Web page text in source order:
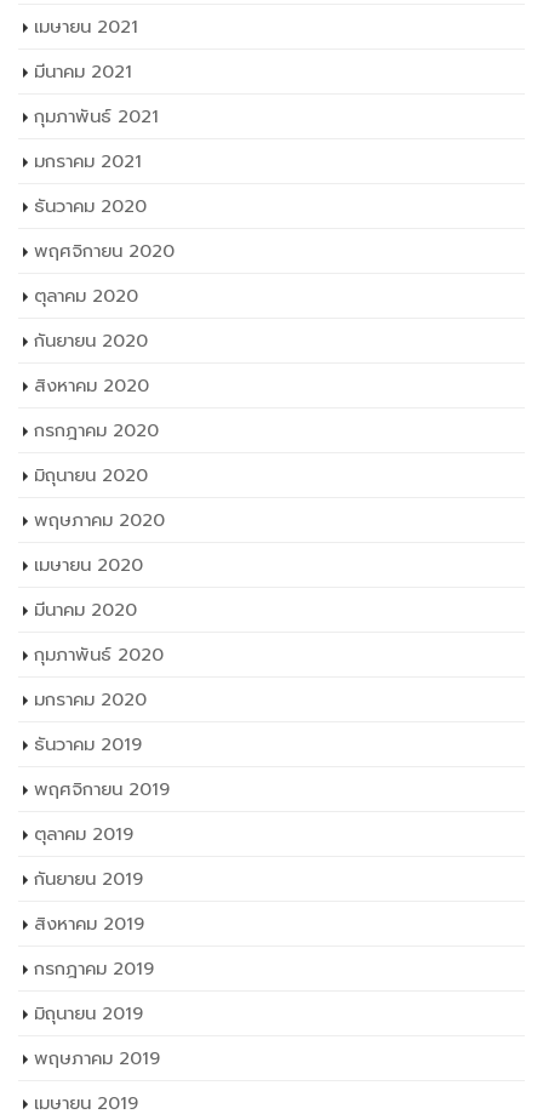
เมษายน 2021
มีนาคม 2021
กุมภาพันธ์ 2021
มกราคม 2021
ธันวาคม 2020
พฤศจิกายน 2020
ตุลาคม 2020
กันยายน 2020
สิงหาคม 2020
กรกฎาคม 2020
มิถุนายน 2020
พฤษภาคม 2020
เมษายน 2020
มีนาคม 2020
กุมภาพันธ์ 2020
มกราคม 2020
ธันวาคม 2019
พฤศจิกายน 2019
ตุลาคม 2019
กันยายน 2019
สิงหาคม 2019
กรกฎาคม 2019
มิถุนายน 2019
พฤษภาคม 2019
เมษายน 2019